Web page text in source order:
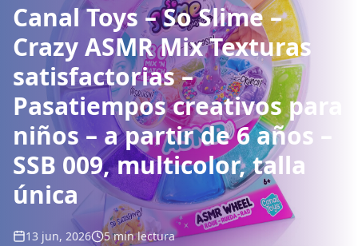
Canal Toys – So Slime –
Crazy ASMR Mix Texturas
satisfactorias –
Pasatiempos creativos para
niños – a partir de 6 años –
SSB 009, multicolor, talla
única
13 jun, 2026 5 min lectura